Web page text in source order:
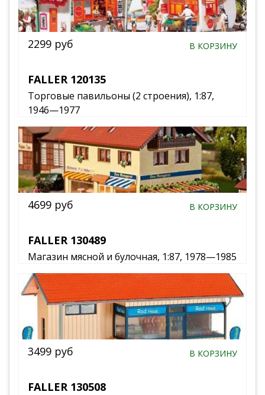
FALLER 120135
Торговые павильоны (2 строения), 1:87,
1946—1977
2299 руб В КОРЗИНУ
FALLER 130489
Магазин мясной и булочная, 1:87, 1978—1985
4699 руб В КОРЗИНУ
FALLER 130508
3499 руб В КОРЗИНУ